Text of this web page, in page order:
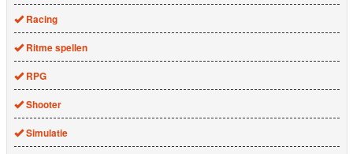
Racing
Ritme spellen
RPG
Shooter
Simulatie